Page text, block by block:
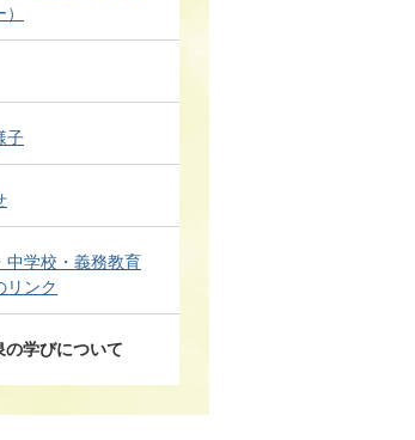
子
中学校・義務教育
リンク
の学びについて